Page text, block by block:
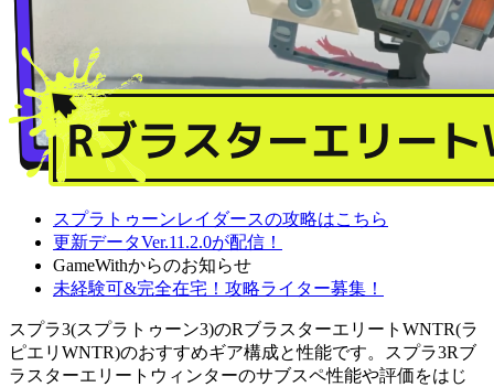
スプラトゥーンレイダースの攻略はこちら
更新データVer.11.2.0が配信！
GameWithからのお知らせ
未経験可&完全在宅！攻略ライター募集！
スプラ3(スプラトゥーン3)のRブラスターエリートWNTR(ラ
ピエリWNTR)のおすすめギア構成と性能です。スプラ3Rブ
ラスターエリートウィンターのサブスペ性能や評価をはじ